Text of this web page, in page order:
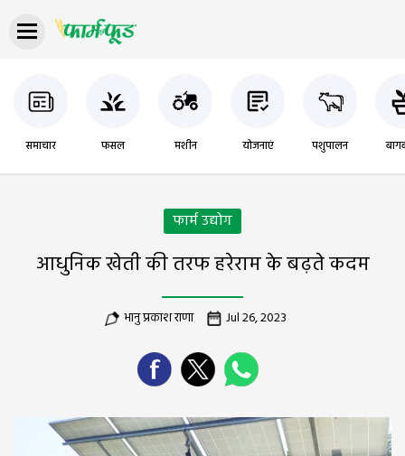
समाचार फसल मशीन योजनाएं पशुपालन
फार्म उद्योग
आधुनिक खेती की तरफ हरेराम के बढ़ते कदम
भानु प्रकाश राणा Jul 26, 2023